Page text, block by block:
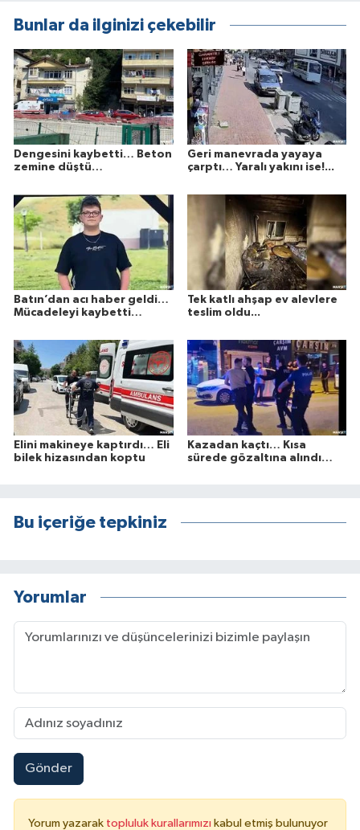
Bunlar da ilginizi çekebilir
Dengesini kaybetti… Beton
zemine düştü…
Geri manevrada yayaya
çarptı… Yaralı yakını ise!...
Batın’dan acı haber geldi…
Mücadeleyi kaybetti…
Tek katlı ahşap ev alevlere
teslim oldu...
Elini makineye kaptırdı… Eli
bilek hizasından koptu
Kazadan kaçtı… Kısa
sürede gözaltına alındı…
Bu içeriğe tepkiniz
Yorumlar
Gönder
Yorum yazarak topluluk kurallarımızı kabul etmiş bulunuyor